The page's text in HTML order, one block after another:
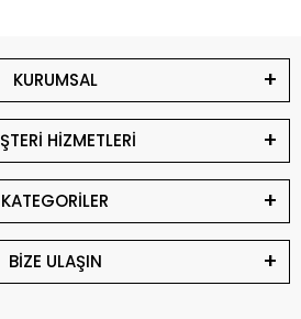
KURUMSAL
HİZMETLERİ
KATEGORİLER
BİZE ULAŞIN